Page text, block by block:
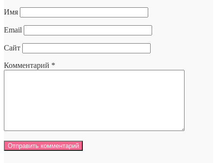
Имя
Email
Сайт
Комментарий *